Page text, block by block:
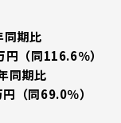
期比
（同116.6％）
同期比
（同69.0％）